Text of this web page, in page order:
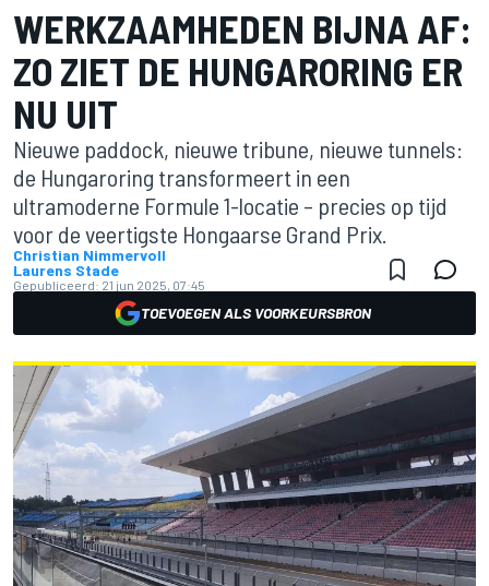
WERKZAAMHEDEN BIJNA AF:
ZO ZIET DE HUNGARORING ER
NU UIT
Nieuwe paddock, nieuwe tribune, nieuwe tunnels:
de Hungaroring transformeert in een
ultramoderne Formule 1-locatie – precies op tijd
voor de veertigste Hongaarse Grand Prix.
Christian Nimmervoll
Laurens Stade
Gepubliceerd: 21 jun 2025, 07:45
TOEVOEGEN ALS VOORKEURSBRON